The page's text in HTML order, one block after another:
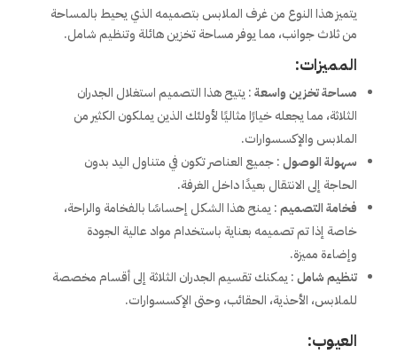
يتميز هذا النوع من غرف الملابس بتصميمه الذي يحيط بالمساحة
من ثلاث جوانب، مما يوفر مساحة تخزين هائلة وتنظيم شامل.
المميزات:
مساحة تخزين واسعة: يتيح هذا التصميم استغلال الجدران
الثلاثة، مما يجعله خيارًا مثاليًا لأولئك الذين يملكون الكثير من
الملابس والإكسسوارات.
سهولة الوصول: جميع العناصر تكون في متناول اليد بدون
الحاجة إلى الانتقال بعيدًا داخل الغرفة.
فخامة التصميم: يمنح هذا الشكل إحساسًا بالفخامة والراحة،
خاصة إذا تم تصميمه بعناية باستخدام مواد عالية الجودة
وإضاءة مميزة.
تنظيم شامل: يمكنك تقسيم الجدران الثلاثة إلى أقسام مخصصة
للملابس، الأحذية، الحقائب، وحتى الإكسسوارات.
العيوب: